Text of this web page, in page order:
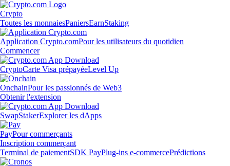
Crypto
Toutes les monnaiesPaniersEarnStaking
Application Crypto.comPour les utilisateurs du quotidien
Commencer
CryptoCarte Visa prépayéeLevel Up
OnchainPour les passionnés de Web3
Obtenir l'extension
SwapStakerExplorer les dApps
PayPour commerçants
Inscription commerçant
Terminal de paiementSDK PayPlug-ins e-commercePrédictions